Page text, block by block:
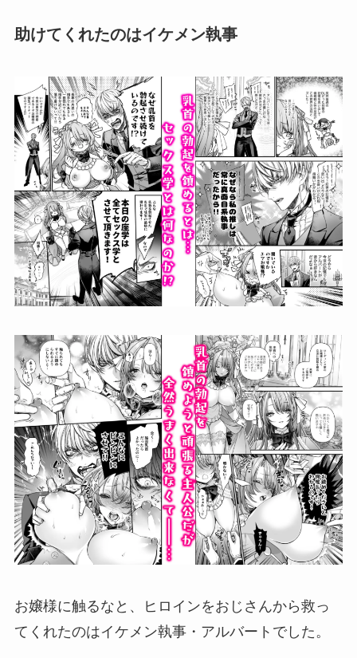
助けてくれたのはイケメン執事
お嬢様に触るなと、ヒロインをおじさんから救っ
てくれたのはイケメン執事・アルバートでした。